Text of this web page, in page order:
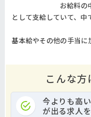
お給料の
として支給していて、
基本給やその他の手当に
こんな方
今よりも高
が出る求人